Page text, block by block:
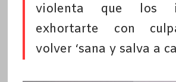
violenta que los
exhortarte con
volver ‘sana y salva a